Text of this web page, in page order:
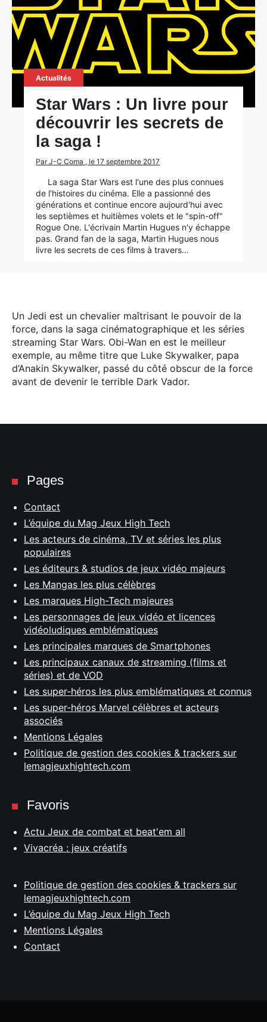
Un Jedi est un chevalier maîtrisant le pouvoir de la
force, dans la saga cinématographique et les séries
streaming Star Wars. Obi-Wan en est le meilleur
exemple, au même titre que Luke Skywalker, papa
d’Anakin Skywalker, passé du côté obscur de la force
avant de devenir le terrible Dark Vador.
Actualités
Star Wars : Un livre pour
découvrir les secrets de
la saga !
Par J-C Coma , le 17 septembre 2017
La saga Star Wars est l'une des plus connues
de l'histoires du cinéma. Elle a passionné des
générations et continue encore aujourd'hui avec
les septièmes et huitièmes volets et le "spin-off"
Rogue One. L'écrivain Martin Hugues n'y échappe
pas. Grand fan de la saga, Martin Hugues nous
livre les secrets de ces films à travers…
Pages
Contact
L’équipe du Mag Jeux High Tech
Les acteurs de cinéma, TV et séries les plus
populaires
Les éditeurs & studios de jeux vidéo majeurs
Les Mangas les plus célèbres
Les marques High-Tech majeures
Les personnages de jeux vidéo et licences
vidéoludiques emblématiques
Les principales marques de Smartphones
Les principaux canaux de streaming (films et
séries) et de VOD
Les super-héros les plus emblématiques et connus
Les super-héros Marvel célèbres et acteurs
associés
Mentions Légales
Politique de gestion des cookies & trackers sur
lemagjeuxhightech.com
Favoris
Actu Jeux de combat et beat'em all
Vivacréa : jeux créatifs
Politique de gestion des cookies & trackers sur
lemagjeuxhightech.com
L’équipe du Mag Jeux High Tech
Mentions Légales
Contact